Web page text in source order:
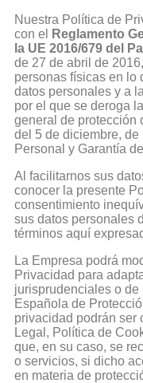
Nuestra Política de
con el
Reglamento
la UE 2016/679 del
de 27 de abril de
personas físicas en lo
datos personales y a
por el que se deroga
general de protección
del 5 de diciembre,
Personal y Garantía
Al facilitarnos sus
conocer la presente
consentimiento
sus datos personales
términos aquí
La Empresa podrá
Privacidad para
jurisprudenciales o
Española de
privacidad podrán ser
Legal, Política de
que, en su caso, se
o servicios, si dicho
en materia de